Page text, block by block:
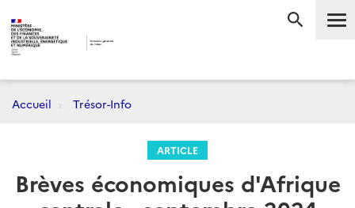
Accueil Trésor-Info
ARTICLE
Brèves économiques d'Afrique